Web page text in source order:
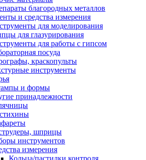
благородных металлов
и средства измерения
для моделирования
для глазурирования
для работы с гипсом
посуда
краскопульты
инструменты
и формы
принадлежности
шприцы
инструментов
измерения
Кольца/пастилки контроля